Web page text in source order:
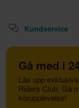
Kundservice
Gå med i
Lås upp
Riders Club. Gå
körupplevelse!